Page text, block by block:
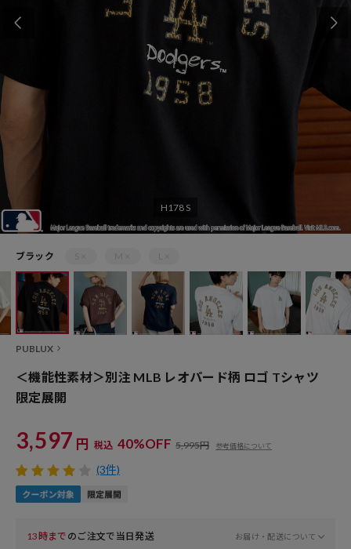
H178 S
ブラック
PUBLUX
＜機能性素材＞別注 MLB レオパード柄 ロゴ Tシャツ
限定展開
3,597 円 税込 40%OFF 5,995円 参考価格について
(3件)
13時まで のご注文で当日発送 お届け・配送について